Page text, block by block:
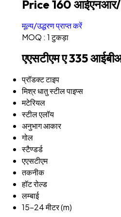
Price 160 आईएनआर
मूल्य/उद्धरण प्राप्त करें
MOQ : 1 टुकड़ा
एएसटीएम ए 335
प्रॉडक्ट टाइप
मिश्र धातु स्टील पाइप्स
मटेरियल
स्टील एलॉय
अनुभाग आकार
गोल
स्टैण्डर्ड
एएसटीएम
तकनीक
हॉट रोल्ड
लम्बाई
15-24 मीटर (m)